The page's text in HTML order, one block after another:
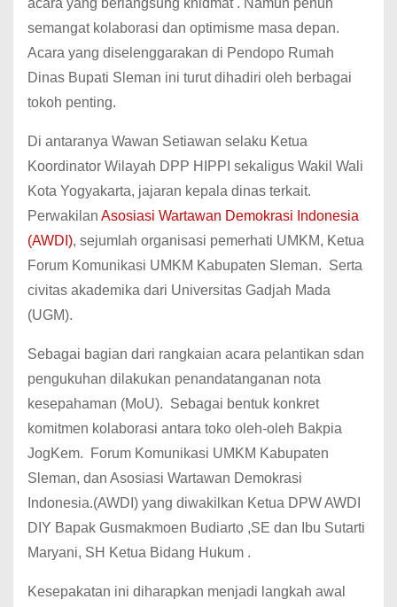
semangat kolaborasi dan optimisme masa depan.
Acara yang diselenggarakan di Pendopo Rumah
Dinas Bupati Sleman ini turut dihadiri oleh berbagai
tokoh penting.
Di antaranya Wawan Setiawan selaku Ketua
Koordinator Wilayah DPP HIPPI sekaligus Wakil Wali
Kota Yogyakarta, jajaran kepala dinas terkait.
Perwakilan Asosiasi Wartawan Demokrasi Indonesia
(AWDI), sejumlah organisasi pemerhati UMKM, Ketua
Forum Komunikasi UMKM Kabupaten Sleman. Serta
civitas akademika dari Universitas Gadjah Mada
(UGM).
Sebagai bagian dari rangkaian acara pelantikan sdan
pengukuhan dilakukan penandatanganan nota
kesepahaman (MoU). Sebagai bentuk konkret
komitmen kolaborasi antara toko oleh-oleh Bakpia
JogKem. Forum Komunikasi UMKM Kabupaten
Sleman, dan Asosiasi Wartawan Demokrasi
Indonesia.(AWDI) yang diwakilkan Ketua DPW AWDI
DIY Bapak Gusmakmoen Budiarto ,SE dan Ibu Sutarti
Maryani, SH Ketua Bidang Hukum .
Kesepakatan ini diharapkan menjadi langkah awal